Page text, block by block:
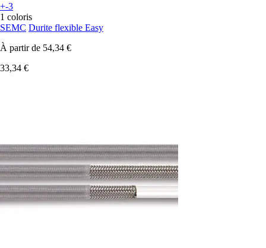
+-3
1 coloris
SEMC Durite flexible Easy
À partir de 54,34 €
33,34 €